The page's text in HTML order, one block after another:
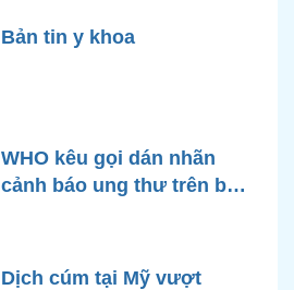
Bản tin y khoa
WHO kêu gọi dán nhãn
cảnh báo ung thư trên bao
Dịch cúm tại Mỹ vượt